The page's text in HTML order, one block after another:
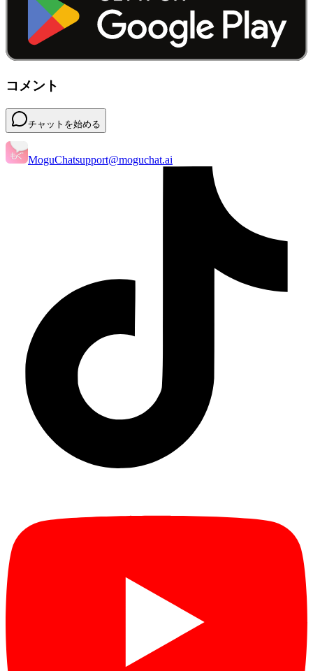
コメント
チャットを始める
MoguChatsupport@moguchat.ai